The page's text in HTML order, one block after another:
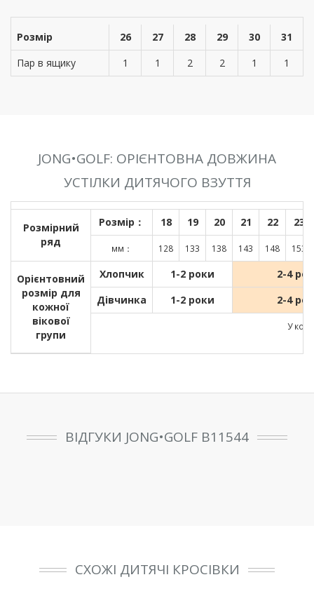
Розмір 26 27 28 29 30
31
Пар в ящику
1 1 2 2 1 1
JONG•GOLF: ОРІЄНТОВНА ДОВЖИНА
УСТІЛКИ ДИТЯЧОГО ВЗУТТЯ
Розмірний
ряд
Розмір： 18 19 20 21 22 23
мм： 128 133 138 143 148 153
Орієнтовний
розмір для
кожної
вікової
групи
Хлопчик 1-2 роки
2-4
Дівчинка
1-2 роки 2-4
У
ВІДГУКИ JONG•GOLF B11544
СХОЖІ ДИТЯЧІ КРОСІВКИ